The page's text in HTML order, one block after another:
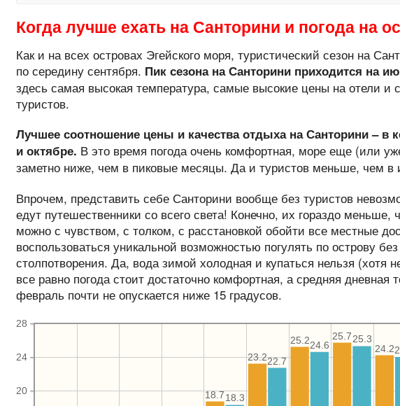
Когда лучше ехать на Санторини и погода на
Как и на всех островах Эгейского моря, туристический сезон на
по середину сентября. Пик сезона на Санторини приходится на
здесь самая высокая температура, самые высокие цены на отели
туристов.
Лучшее соотношение цены и качества отдыха на Санторини – в
и октябре. В это время погода очень комфортная, море еще (или
заметно ниже, чем в пиковые месяцы. Да и туристов меньше, чем в
Впрочем, представить себе Санторини вообще без туристов
едут путешественники со всего света! Конечно, их гораздо меньше,
можно с чувством, с толком, с расстановкой обойти все местные
воспользоваться уникальной возможностью погулять по острову без
столпотворения. Да, вода зимой холодная и купаться нельзя (хотя
все равно погода стоит достаточно комфортная, а средняя дневная
февраль почти не опускается ниже 15 градусов.